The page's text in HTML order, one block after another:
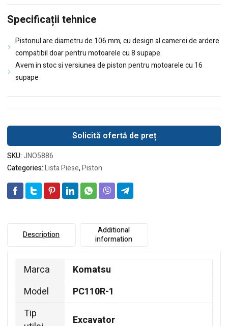
Specificații tehnice
Pistonul are diametru de 106 mm, cu design al camerei de ardere
compatibil doar pentru motoarele cu 8 supape.
Avem in stoc si versiunea de piston pentru motoarele cu 16
supape
Solicită ofertă de preț
SKU:JNO5886
Categories:Lista Piese,Piston
Description
Additional
information
Marca
Komatsu
Model
PC110R-1
Tip
Excavator